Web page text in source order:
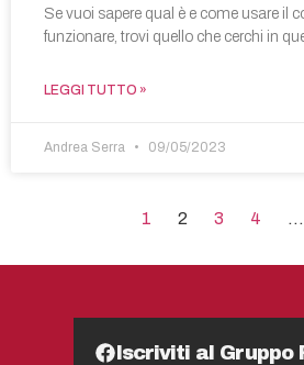
Se vuoi sapere qual è e come usare il
funzionare, trovi quello che cerchi in
LEGGI TUTTO »
Andrea Serra 09/05/2023
1 2 3 4 …
Iscriviti al Gruppo